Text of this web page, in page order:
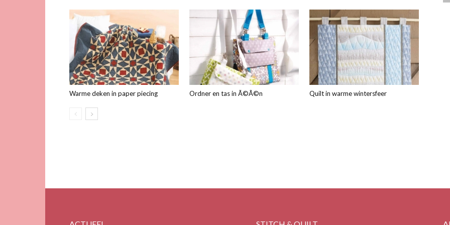
Warme deken in paper piecing Ordner en tas in Ã©Ã©n Quilt in warme wintersfeer